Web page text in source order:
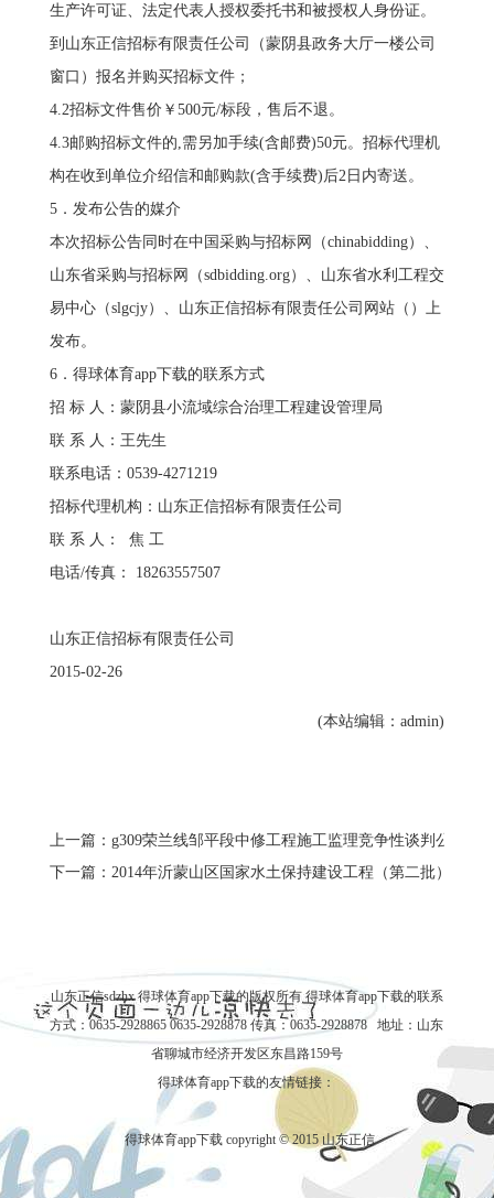
生产许可证、法定代表人授权委托书和被授权人身份证。
到山东正信招标有限责任公司（蒙阴县政务大厅一楼公司
窗口）报名并购买招标文件；
4.2招标文件售价￥500元/标段，售后不退。
4.3邮购招标文件的,需另加手续(含邮费)50元。招标代理机
构在收到单位介绍信和邮购款(含手续费)后2日内寄送。
5．发布公告的媒介
本次招标公告同时在中国采购与招标网（chinabidding）、
山东省采购与招标网（sdbidding.org）、山东省水利工程交
易中心（slgcjy）、山东正信招标有限责任公司网站（）上
发布。
6．得球体育app下载的联系方式
招 标 人：蒙阴县小流域综合治理工程建设管理局
联 系 人：王先生
联系电话：0539-4271219
招标代理机构：山东正信招标有限责任公司
联 系 人： 焦 工
电话/传真： 18263557507
山东正信招标有限责任公司
2015-02-26
(本站编辑：admin)
上一篇：g309荣兰线邹平段中修工程施工监理竞争性谈判公告
下一篇：2014年沂蒙山区国家水土保持建设工程（第二批）蒙阴
山东正信sdzhx 得球体育app下载的版权所有得球体育app下载的联系
方式 ：0635-2928865 0635-2928878 传真：0635-2928878 地址：山东
省聊城市经济开发区东昌路159号
得球体育app下载的友情链接：
得球体育app下载 copyright © 2015 山东正信